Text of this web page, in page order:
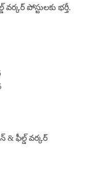
పోస్టులకు భర్తీ.
ఫీల్డ్ వర్కర్